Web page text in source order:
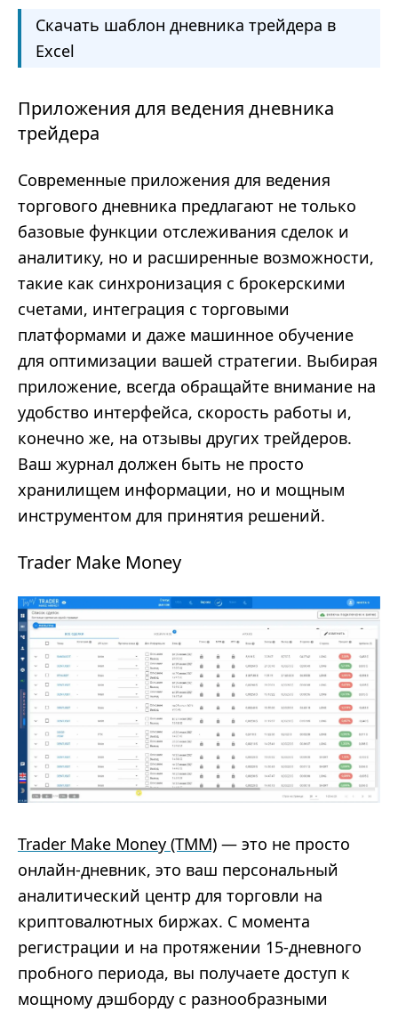
Скачать шаблон дневника трейдера в
Excel
Приложения для ведения дневника
трейдера
Современные приложения для ведения
торгового дневника предлагают не только
базовые функции отслеживания сделок и
аналитику, но и расширенные возможности,
такие как синхронизация с брокерскими
счетами, интеграция с торговыми
платформами и даже машинное обучение
для оптимизации вашей стратегии. Выбирая
приложение, всегда обращайте внимание на
удобство интерфейса, скорость работы и,
конечно же, на отзывы других трейдеров.
Ваш журнал должен быть не просто
хранилищем информации, но и мощным
инструментом для принятия решений.
Trader Make Money
Trader Make Money (TMM) — это не просто
онлайн-дневник, это ваш персональный
аналитический центр для торговли на
криптовалютных биржах. С момента
регистрации и на протяжении 15-дневного
пробного периода, вы получаете доступ к
мощному дэшборду с разнообразными